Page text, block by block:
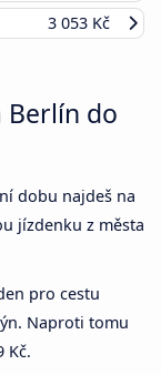
3 053 Kč
Berlín do
dobu najdeš na
jízdenku z města
pro cestu
Naproti tomu
Kč.